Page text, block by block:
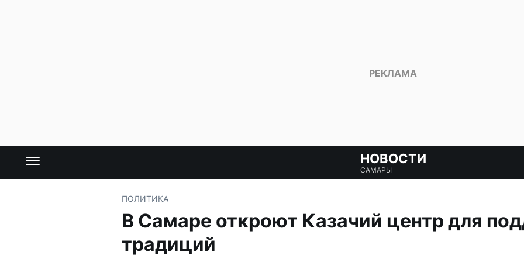
НОВОСТИ
САМАРЫ
ПОЛИТИКА
В Самаре откроют Казачий центр для
традиций